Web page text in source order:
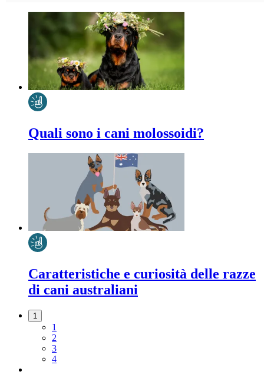
Quali sono i cani molossoidi?
Caratteristiche e curiosità delle razze
di cani australiani
1
1
2
3
4